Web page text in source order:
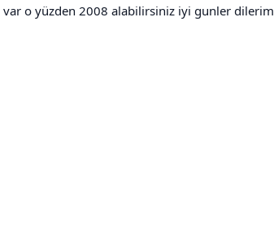
o yüzden 2008 alabilirsiniz iyi gunler dilerim